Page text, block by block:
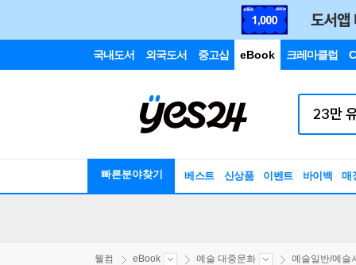
국내도서 외국도서 중고샵 eBook 크레마클럽
빠른분야찾기 베스트 신상품 이벤트 바이백 매
웰컴 eBook 예술 대중문화 예술일반/예술